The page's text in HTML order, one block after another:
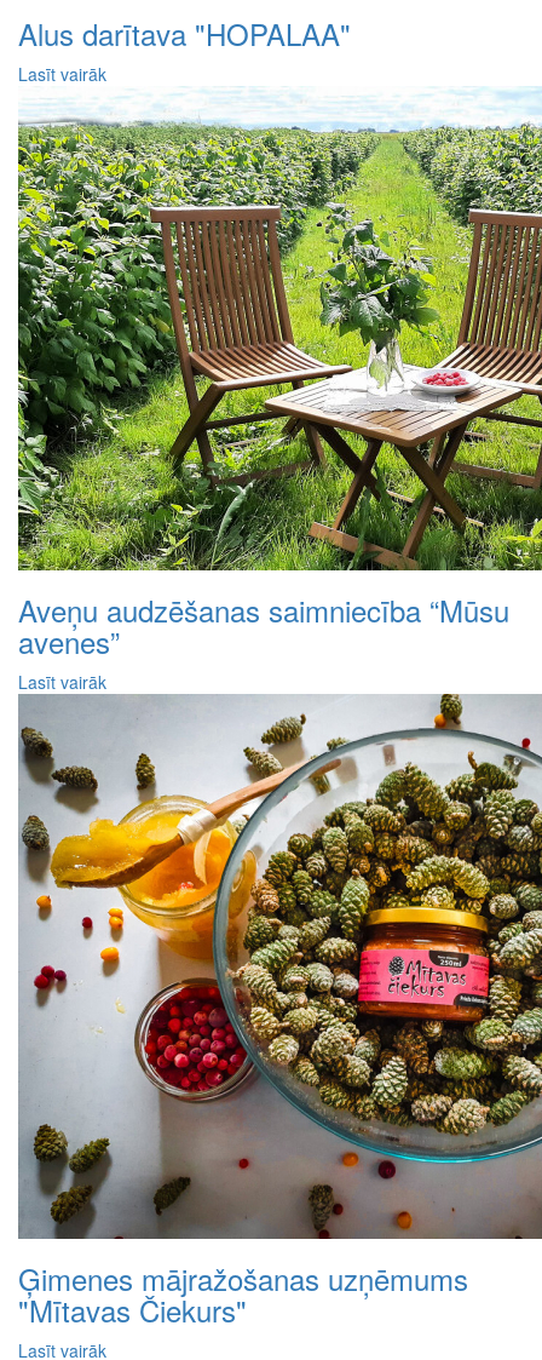
Alus darītava "HOPALAA"
Lasīt vairāk
Aveņu audzēšanas saimniecība “Mūsu
avenes”
Lasīt vairāk
Ģimenes mājražošanas uzņēmums
"Mītavas Čiekurs"
Lasīt vairāk